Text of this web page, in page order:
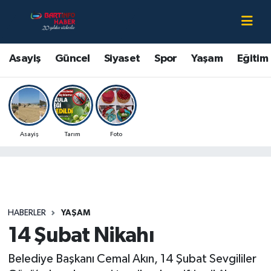
Asayiş Güncel Siyaset Spor Yaşam Eğitim
Asayiş Tarım Foto
HABERLER YAŞAM
14 Şubat Nikahı
Belediye Başkanı Cemal Akın, 14 Şubat Sevgililer
Asayiş
Bartın Hakkında
Çevre
Eğitim
Kültür-Sanat
Magazin
Bartın Nöbetçi Eczaneler
Bartın Hava Durumu
Bartin Namaz Vakitleri
Bartın Trafik Yoğunluk Haritası
Son Dakika Haberleri
Haber Arşivi